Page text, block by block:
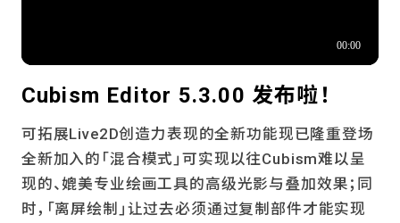
Cubism Editor 5.3.00 发布啦！
可拓展Live2D创造力表现的全新功能现已隆重登场
全新加入的「混合模式」可实现以往Cubism难以呈
现的、媲美专业绘画工具的高级光影与叠加效果；同
时，「离屏绘制」让过去必须通过复制部件才能实现